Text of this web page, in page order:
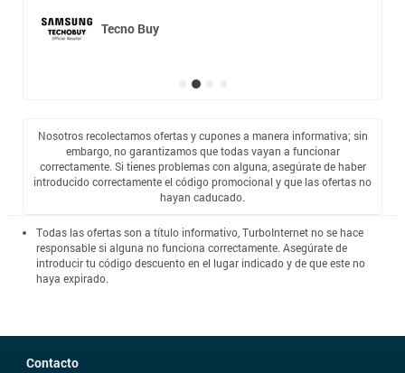
Tecno Buy
Nosotros recolectamos ofertas y cupones a manera informativa; sin
embargo, no garantizamos que todas vayan a funcionar
correctamente. Si tienes problemas con alguna, asegúrate de haber
introducido correctamente el código promocional y que las ofertas no
hayan caducado.
Todas las ofertas son a título informativo, TurboInternet no se hace
responsable si alguna no funciona correctamente. Asegúrate de
introducir tu código descuento en el lugar indicado y de que este no
haya expirado.
Contacto